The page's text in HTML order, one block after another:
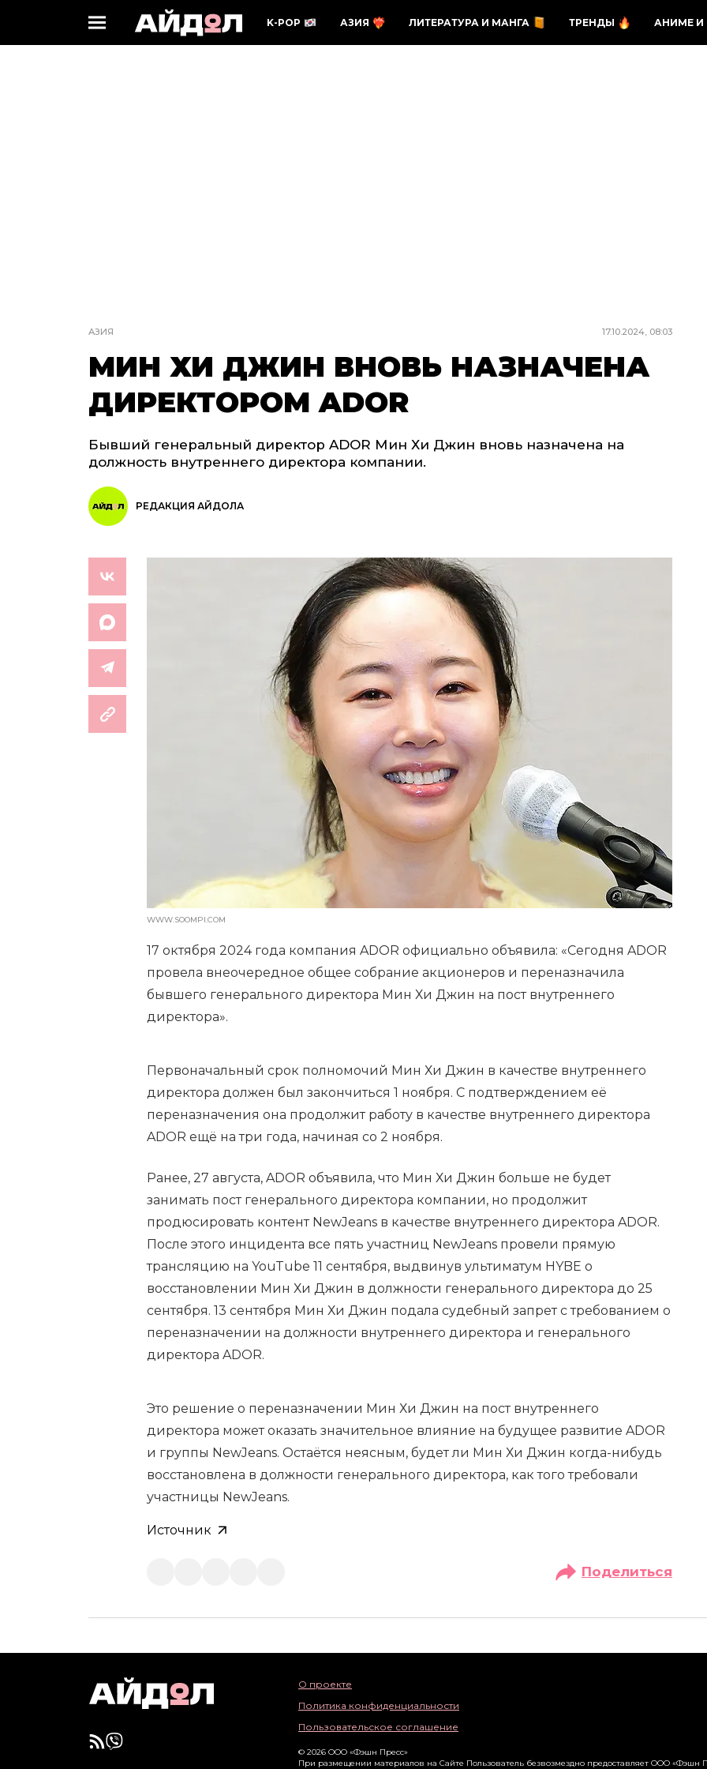
K-POP АЗИЯ ЛИТЕРАТУРА И МАНГА ТРЕНДЫ АНИМЕ И
АЗИЯ 17.10.2024, 08:03
МИН ХИ ДЖИН ВНОВЬ НАЗНАЧЕНА
ДИРЕКТОРОМ ADOR
Бывший генеральный директор ADOR Мин Хи Джин вновь назначена на
должность внутреннего директора компании.
РЕДАКЦИЯ АЙДОЛА
WWW.SOOMPI.COM
17 октября 2024 года компания ADOR официально объявила: «Сегодня ADOR
провела внеочередное общее собрание акционеров и переназначила
бывшего генерального директора Мин Хи Джин на пост внутреннего
директора».
Первоначальный срок полномочий Мин Хи Джин в качестве внутреннего
директора должен был закончиться 1 ноября. С подтверждением её
переназначения она продолжит работу в качестве внутреннего директора
ADOR ещё на три года, начиная со 2 ноября.
Ранее, 27 августа, ADOR объявила, что Мин Хи Джин больше не будет
занимать пост генерального директора компании, но продолжит
продюсировать контент NewJeans в качестве внутреннего директора ADOR.
После этого инцидента все пять участниц NewJeans провели прямую
трансляцию на YouTube 11 сентября, выдвинув ультиматум HYBE о
восстановлении Мин Хи Джин в должности генерального директора до 25
сентября. 13 сентября Мин Хи Джин подала судебный запрет с требованием о
переназначении на должности внутреннего директора и генерального
директора ADOR.
Это решение о переназначении Мин Хи Джин на пост внутреннего
директора может оказать значительное влияние на будущее развитие ADOR
и группы NewJeans. Остаётся неясным, будет ли Мин Хи Джин когда-нибудь
восстановлена в должности генерального директора, как того требовали
участницы NewJeans.
Источник
Поделиться
О проекте
Политика конфиденциальности
Пользовательское соглашение
© 2026 ООО «Фэшн Пресс»
При размещении материалов на Сайте Пользователь безвозмездно предоставляет ООО «Фэшн